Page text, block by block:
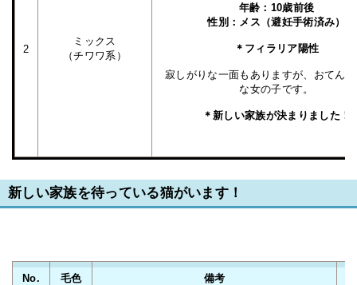
2
ミックス
（チワワ系）
年齢：10歳前後
性別：メス（避妊手術済み）
＊フィラリア陽性
寂しがりな一面もありますが、おてん
な女の子です。
＊新しい家族が決まりました！
新しい家族を待っている猫がいます！
No. 毛色 備考